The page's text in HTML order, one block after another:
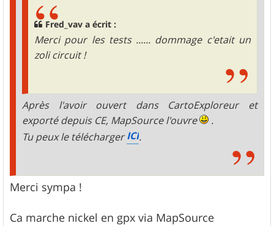
Fred_vav a écrit :
Merci pour les tests ...... dommage c'etait un
zoli circuit !
Après l'avoir ouvert dans CartoExploreur et
exporté depuis CE, MapSource l'ouvre
.
Tu peux le téléchargerICI.
Merci sympa !
Ca marche nickel en gpx via MapSource